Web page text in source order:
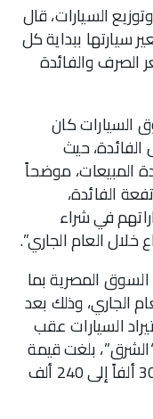
السيارات، قال
سيارتها ببداية كل
الصرف والفائدة
السيارات كان
الفائدة، حيث
المبيعات، موضحاً
الفائدة،
في شراء
خلال العام الجاري”.
في السوق المصرية بما
العام الجاري، وذلك بعد
السيارات عقب
بلغت قيمة
التراجعات في أسعار السيارات ما بين 30 ألفاً إلى 240 ألف